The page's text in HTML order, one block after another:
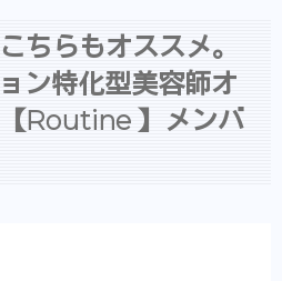
ちらもオススメ。
ン特化型美容師オ
Routine 】メンバ